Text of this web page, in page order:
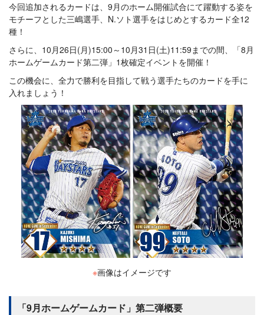
今回追加されるカードは、9月のホーム開催試合にて躍動する姿を
モチーフとした三嶋選手、N.ソト選手をはじめとするカード全12
種！
さらに、10月26日(月)15:00～10月31日(土)11:59までの間、「8月
ホームゲームカード第二弾」1枚確定イベントを開催！
この機会に、全力で勝利を目指して戦う選手たちのカードを手に
入れましょう！
※画像はイメージです
「9月ホームゲームカード」第二弾概要